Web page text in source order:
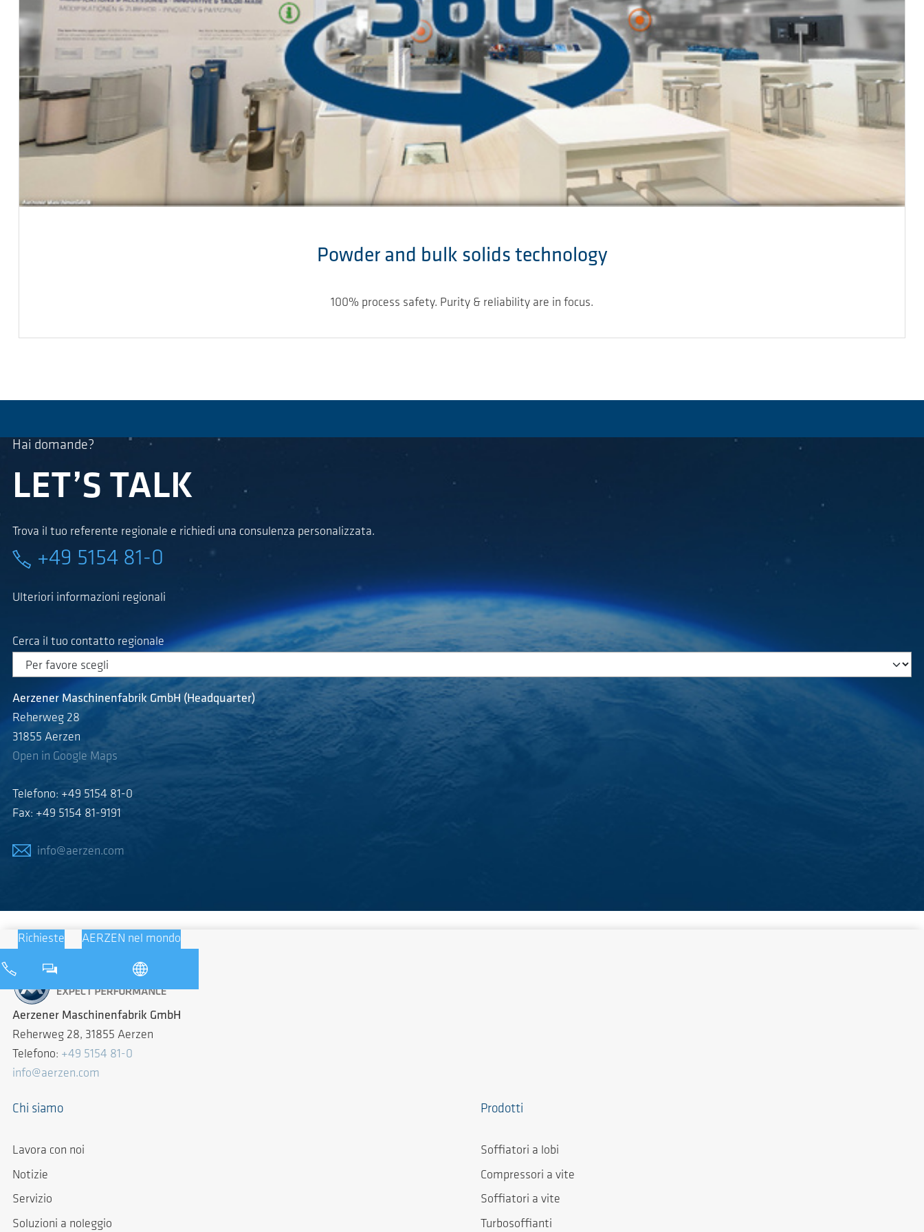
Powder and bulk solids technology
100% process safety. Purity & reliability are in focus.
Hai domande?
LET’S TALK
Trova il tuo referente regionale e richiedi una consulenza personalizzata.
+49 5154 81-0
Ulteriori informazioni regionali
Cerca il tuo contatto regionale
Aerzener Maschinenfabrik GmbH (Headquarter)
Reherweg 28
31855 Aerzen
Open in Google Maps
Telefono: +49 5154 81-0
Fax: +49 5154 81-9191
info@aerzen.com
Richieste AERZEN nel mondo
Aerzener Maschinenfabrik GmbH
Reherweg 28, 31855 Aerzen
Telefono: +49 5154 81-0
info@aerzen.com
Chi siamo
Lavora con noi
Notizie
Servizio
Soluzioni a noleggio
Prodotti
Soffiatori a lobi
Compressori a vite
Soffiatori a vite
Turbosoffianti